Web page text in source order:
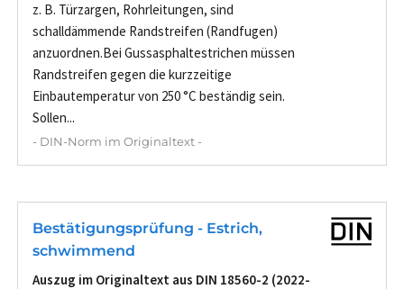
z. B. Türzargen, Rohrleitungen, sind
schalldämmende Randstreifen (Randfugen)
anzuordnen.Bei Gussasphaltestrichen müssen
Randstreifen gegen die kurzzeitige
Einbautemperatur von 250 °C beständig sein.
Sollen...
- DIN-Norm im Originaltext -
Bestätigungsprüfung - Estrich,
schwimmend
Auszug im Originaltext aus DIN 18560-2 (2022-